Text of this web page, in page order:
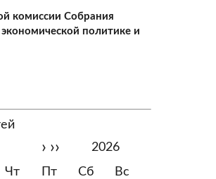
комиссии Собрания
политике и
› ››
2026
Чт Пт Сб Вс